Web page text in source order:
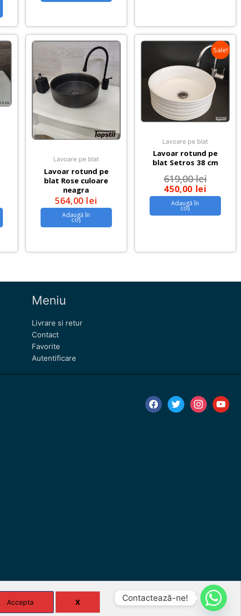
Accepta X
Lavoare pe blat
Lavoar rotund pe
blat Rose culoare
neagra
564,00 lei
Adaugă în
coș
Sale!
Lavoare pe blat
Lavoar rotund pe
blat Setros 38 cm
619,00lei
450,00 lei
Adaugă în
coș
Meniu
Livrare si retur
Contact
Favorite
Autentificare
facebooktwitter instagramyoutube
Contactează-ne!